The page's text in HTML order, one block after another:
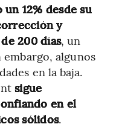
12% desde su
y
200 días, un
algunos
en la baja.
sigue
en el
sólidos.